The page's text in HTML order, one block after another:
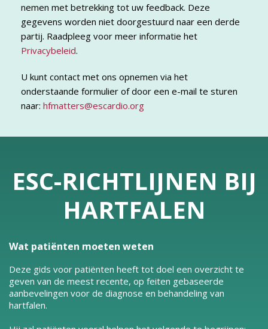
nemen met betrekking tot uw feedback. Deze
gegevens worden niet doorgestuurd naar een derde
partij. Raadpleeg voor meer informatie het
Privacybeleid.
U kunt contact met ons opnemen via het
onderstaande formulier of door een e-mail te sturen
naar: hfmatters@escardio.org
ESC-RICHTLIJNEN BIJ
HARTFALEN
Wat patiënten moeten weten
Deze gids voor patiënten heeft tot doel een overzicht te
geven van de meest recente, op feiten gebaseerde
aanbevelingen voor de diagnose en behandeling van
hartfalen.